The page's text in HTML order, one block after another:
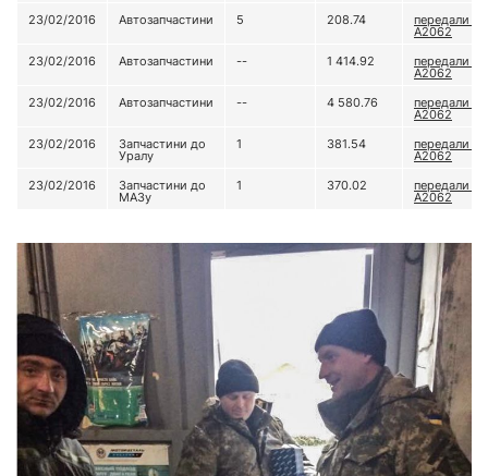
23/02/2016
Автозапчастини 5 208.74 передали
А2062
23/02/2016
Автозапчастини -- 1 414.92 передали
А2062
23/02/2016
Автозапчастини -- 4 580.76 передали
А2062
23/02/2016
Запчастини до
Уралу
1 381.54 передали
А2062
23/02/2016
Запчастини до
МАЗу
1 370.02 передали
А2062